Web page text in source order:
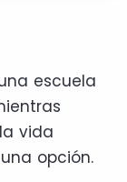
escuela
vida
opción.